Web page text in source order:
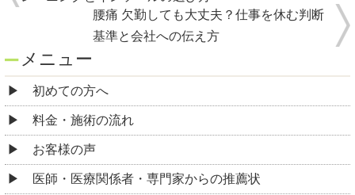
腰痛 欠勤しても大丈夫？仕事を休む判断
基準と会社への伝え方
メニュー
初めての方へ
料金・施術の流れ
お客様の声
医師・医療関係者・専門家からの推薦状